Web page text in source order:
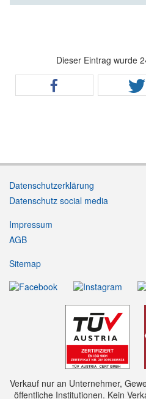
Dieser Eintrag wurde
Datenschutzerklärung
Datenschutz social media
Impressum
AGB
Sitemap
Verkauf nur an Unternehmer,
öffentliche Institutionen. Kein